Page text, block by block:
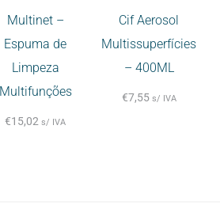
Multinet –
Espuma de
Limpeza
Multifunções
€15,02 s/ IVA
Cif Aerosol
Multissuperfícies
– 400ML
€7,55 s/ IVA